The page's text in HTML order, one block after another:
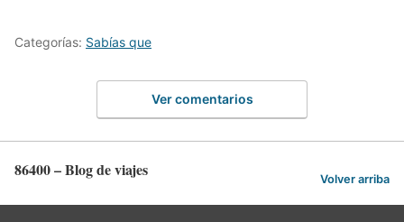
Categorías: Sabías que
Ver comentarios
86400 – Blog de viajes Volver arriba